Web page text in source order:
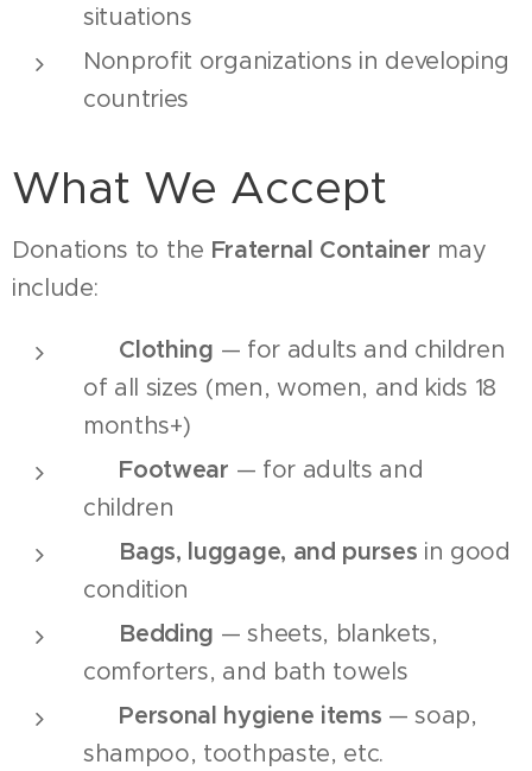
situations
Nonprofit organizations in developing
countries
What We Accept
Donations to the Fraternal Container may
include:
Clothing — for adults and children
of all sizes (men, women, and kids 18
months+)
Footwear — for adults and
children
Bags, luggage, and purses in good
condition
Bedding — sheets, blankets,
comforters, and bath towels
Personal hygiene items — soap,
shampoo, toothpaste, etc.